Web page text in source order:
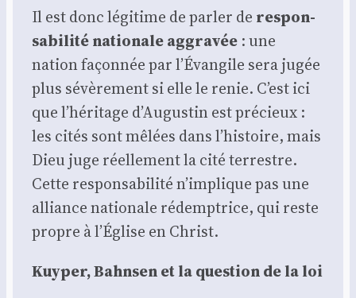
Il est donc légi­time de par­ler de res­pon­
sa­bi­li­té natio­nale aggra­vée : une
nation façon­née par l’Évangile sera jugée
plus sévè­re­ment si elle le renie. C’est ici
que l’héritage d’Augustin est pré­cieux :
les cités sont mêlées dans l’histoire, mais
Dieu juge réel­le­ment la cité ter­restre.
Cette res­pon­sa­bi­li­té n’implique pas une
alliance natio­nale rédemp­trice, qui reste
propre à l’Église en Christ.
Kuy­per, Bahn­sen et la ques­tion de la loi